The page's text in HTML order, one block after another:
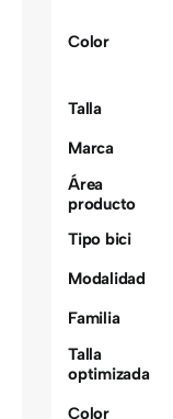
Color
Talla
Marca
Área
producto
Tipo bici
Modalidad
Familia
Talla
optimizada
Color